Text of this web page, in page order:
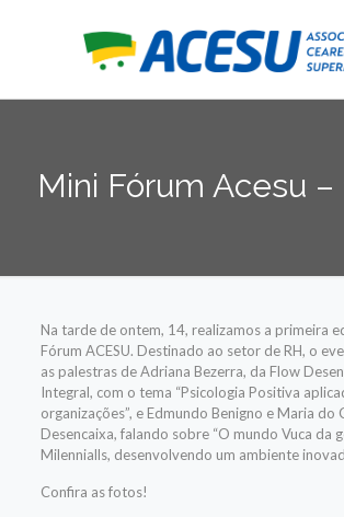
Mini Fórum Acesu
Na tarde de ontem, 14, realizamos a primeira
Fórum ACESU. Destinado ao setor de RH, o
as palestras de Adriana Bezerra, da Flow
Integral, com o tema “Psicologia Positiva
organizações”, e Edmundo Benigno e Maria do
Desencaixa, falando sobre “O mundo Vuca da
Milennialls, desenvolvendo um ambiente
Confira as fotos!